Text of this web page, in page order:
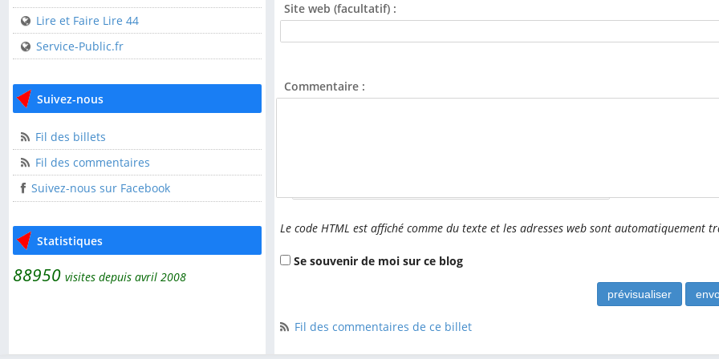
USEP 44
Liens utiles
CDOS 44
l'AGGLOH!
Comité Laïcité
République
Guide pratique de
Lire et Faire Lire
Lire et Faire Lire 44
Suivez-nous
Lire et Faire Lire 44
Service-Public.fr
Suivez-nous
Fil des billets
Fil des commentaires
Suivez-nous sur Facebook
Statistiques
88950 visites depuis avril 2008
Site web (facultatif) :
Commentaire :
Le code HTML est affiché comme du texte et les adresses web sont automatiquement
Se souvenir de moi sur ce blog
Fil des commentaires de ce billet